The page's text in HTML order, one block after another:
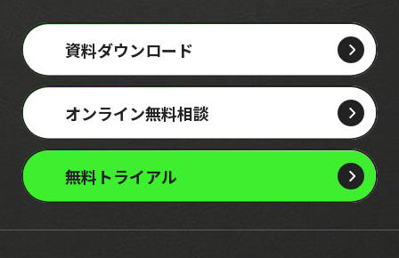
資料ダウンロード
オンライン無料相談
無料トライアル